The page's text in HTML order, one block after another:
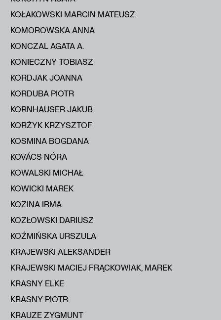
KOŁAKOWSKI MARCIN MATEUSZ
KOMOROWSKA ANNA
KONCZAL AGATA A.
KONIECZNY TOBIASZ
KORDJAK JOANNA
KORDUBA PIOTR
KORNHAUSER JAKUB
KORŻYK KRZYSZTOF
KOSMINA BOGDANA
KOVÁCS NÓRA
KOWALSKI MICHAŁ
KOWICKI MAREK
KOZINA IRMA
KOZŁOWSKI DARIUSZ
KOŹMIŃSKA URSZULA
KRAJEWSKI ALEKSANDER
KRAJEWSKI MACIEJ FRĄCKOWIAK, MAREK
KRASNY ELKE
KRASNY PIOTR
KRAUZE ZYGMUNT